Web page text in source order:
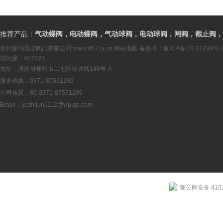
推荐产品： 气动蝶阀，电动蝶阀，气动球阀，电动球阀，闸阀，截止阀
郑州森玛自控阀门有限公司 www.d671x.cn 网站地图 备案号： 豫ICP备17011299号-
访问量：407523
地址：河南省郑州市二七区铭功路148号-A
服务热线：0371-87531299
公司传真：86-0371-87531299
Email： yezhijun1112@vip.qq.com
豫公网安备